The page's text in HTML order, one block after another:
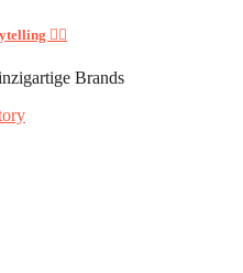
✍🏻
Brands